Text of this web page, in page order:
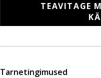
TEAVITAGE
Tarnetingimused